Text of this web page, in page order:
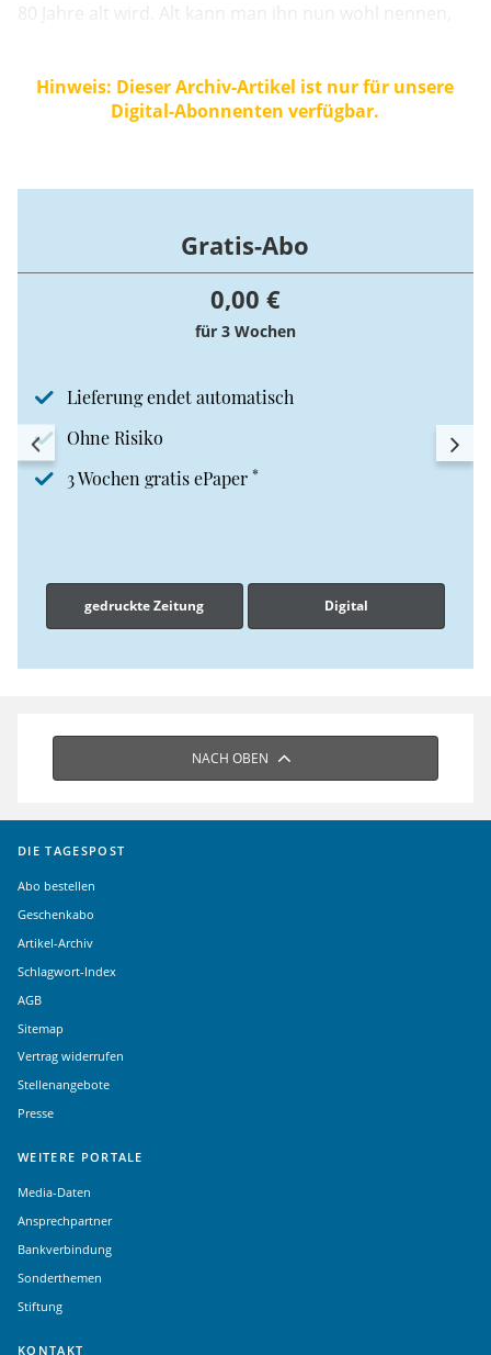
80 Jahre alt wird. Alt kann man ihn nun wohl nennen,
meisten Menschen – der Diplomat, Jurist, Intendant,
Lyriker und Übersetzer ist in Tunesien, dem Kongo und
Hinweis: Dieser Archiv-Artikel ist nur für unsere
Digital-Abonnenten verfügbar.
Gratis-Abo
0,00 €
für 3 Wochen
Lieferung endet automatisch
Ohne Risiko
3 Wochen gratis ePaper *
gedruckte Zeitung Digital
NACH OBEN
DIE TAGESPOST
Abo bestellen
Geschenkabo
Artikel-Archiv
Schlagwort-Index
AGB
Sitemap
Vertrag widerrufen
Stellenangebote
Presse
WEITERE PORTALE
Media-Daten
Ansprechpartner
Bankverbindung
Sonderthemen
Stiftung
KONTAKT